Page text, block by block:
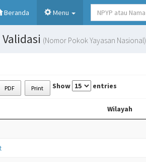
Beranda (current)Menu
(Nomor Pokok Yayasan Nasional)
PDF Print Show entries
Wilayah